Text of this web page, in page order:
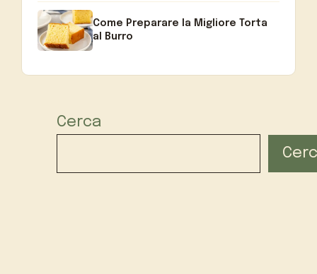
Come Preparare la Migliore Torta
al Burro
Cerca